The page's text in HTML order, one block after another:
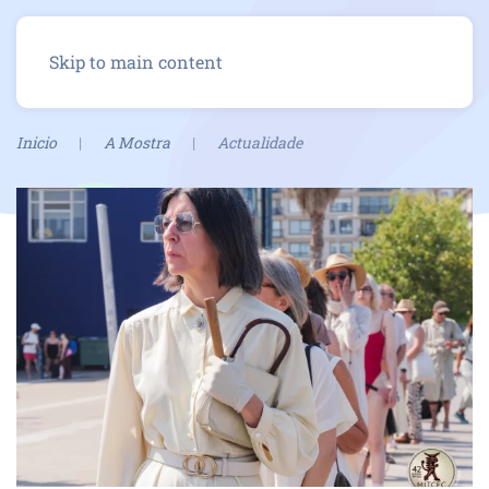
Skip to main content
Inicio A Mostra Actualidade